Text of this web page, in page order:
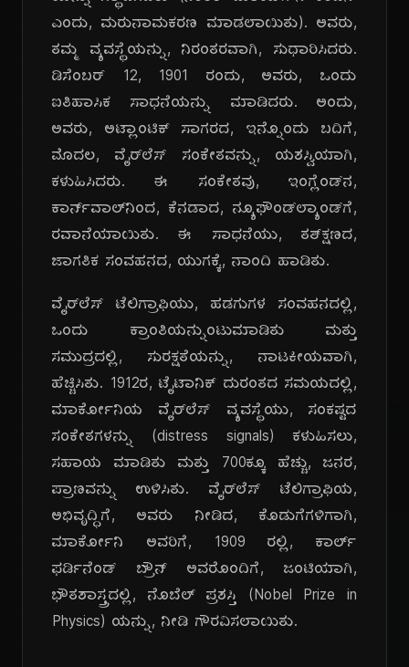
ಎಂದು, ಮರುನಾಮಕರಣ ಮಾಡಲಾಯಿತು). ಅವರು,
ತಮ್ಮ ವ್ಯವಸ್ಥೆಯನ್ನು, ನಿರಂತರವಾಗಿ, ಸುಧಾರಿಸಿದರು.
ಡಿಸೆಂಬರ್ 12, 1901 ರಂದು, ಅವರು, ಒಂದು
ಐತಿಹಾಸಿಕ ಸಾಧನೆಯನ್ನು ಮಾಡಿದರು. ಅಂದು,
ಅವರು, ಅಟ್ಲಾಂಟಿಕ್ ಸಾಗರದ, ಇನ್ನೊಂದು ಬದಿಗೆ,
ಮೊದಲ, ವೈರ್‌ಲೆಸ್ ಸಂಕೇತವನ್ನು, ಯಶಸ್ವಿಯಾಗಿ,
ಕಳುಹಿಸಿದರು. ಈ ಸಂಕೇತವು, ಇಂಗ್ಲೆಂಡ್‌ನ,
ಕಾರ್ನ್‌ವಾಲ್‌ನಿಂದ, ಕೆನಡಾದ, ನ್ಯೂಫೌಂಡ್‌ಲ್ಯಾಂಡ್‌ಗೆ,
ರವಾನೆಯಾಯಿತು. ಈ ಸಾಧನೆಯು, ತತ್‌ಕ್ಷಣದ,
ಜಾಗತಿಕ ಸಂವಹನದ, ಯುಗಕ್ಕೆ, ನಾಂದಿ ಹಾಡಿತು.
ವೈರ್‌ಲೆಸ್ ಟೆಲಿಗ್ರಾಫಿಯು, ಹಡಗುಗಳ ಸಂವಹನದಲ್ಲಿ,
ಒಂದು ಕ್ರಾಂತಿಯನ್ನುಂಟುಮಾಡಿತು ಮತ್ತು
ಸಮುದ್ರದಲ್ಲಿ, ಸುರಕ್ಷತೆಯನ್ನು, ನಾಟಕೀಯವಾಗಿ,
ಹೆಚ್ಚಿಸಿತು. 1912ರ, ಟೈಟಾನಿಕ್ ದುರಂತದ ಸಮಯದಲ್ಲಿ,
ಮಾರ್ಕೋನಿಯ ವೈರ್‌ಲೆಸ್ ವ್ಯವಸ್ಥೆಯು, ಸಂಕಷ್ಟದ
ಸಂಕೇತಗಳನ್ನು (distress signals) ಕಳುಹಿಸಲು,
ಸಹಾಯ ಮಾಡಿತು ಮತ್ತು 700ಕ್ಕೂ ಹೆಚ್ಚು, ಜನರ,
ಪ್ರಾಣವನ್ನು ಉಳಿಸಿತು. ವೈರ್‌ಲೆಸ್ ಟೆಲಿಗ್ರಾಫಿಯ,
ಅಭಿವೃದ್ಧಿಗೆ, ಅವರು ನೀಡಿದ, ಕೊಡುಗೆಗಳಿಗಾಗಿ,
ಮಾರ್ಕೋನಿ ಅವರಿಗೆ, 1909 ರಲ್ಲಿ, ಕಾರ್ಲ್
ಫರ್ಡಿನೆಂಡ್ ಬ್ರೌನ್ ಅವರೊಂದಿಗೆ, ಜಂಟಿಯಾಗಿ,
ಭೌತಶಾಸ್ತ್ರದಲ್ಲಿ, ನೊಬೆಲ್ ಪ್ರಶಸ್ತಿ (Nobel Prize in
Physics) ಯನ್ನು, ನೀಡಿ ಗೌರವಿಸಲಾಯಿತು.